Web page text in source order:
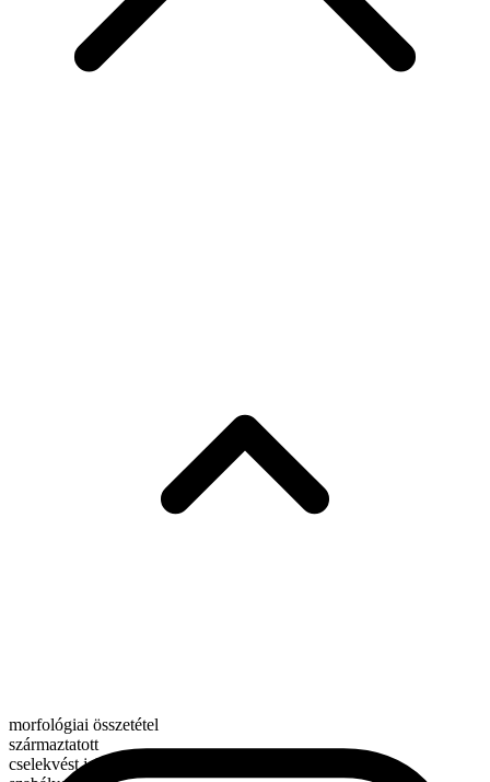
morfológiai összetétel
származtatott
cselekvést jelentő ige